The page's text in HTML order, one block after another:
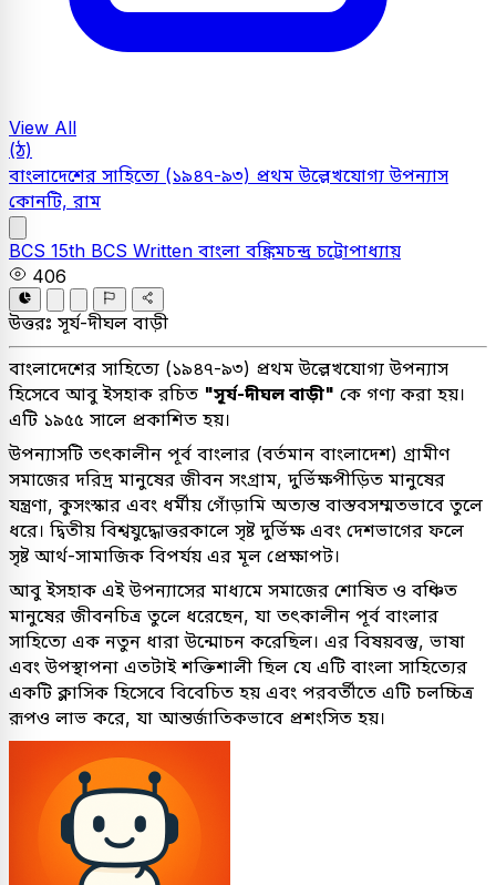
View All
(ঠ)
বাংলাদেশের সাহিত্যে (১৯৪৭-৯৩) প্রথম উল্লেখযােগ্য উপন্যাস
কোনটি, রাম
BCS 15th BCS Written বাংলা বঙ্কিমচন্দ্র চট্টোপাধ্যায়
406
উত্তরঃ সূর্য-দীঘল বাড়ী
বাংলাদেশের সাহিত্যে (১৯৪৭-৯৩) প্রথম উল্লেখযােগ্য উপন্যাস
হিসেবে আবু ইসহাক রচিত "সূর্য-দীঘল বাড়ী" কে গণ্য করা হয়।
এটি ১৯৫৫ সালে প্রকাশিত হয়।
উপন্যাসটি তৎকালীন পূর্ব বাংলার (বর্তমান বাংলাদেশ) গ্রামীণ
সমাজের দরিদ্র মানুষের জীবন সংগ্রাম, দুর্ভিক্ষপীড়িত মানুষের
যন্ত্রণা, কুসংস্কার এবং ধর্মীয় গোঁড়ামি অত্যন্ত বাস্তবসম্মতভাবে তুলে
ধরে। দ্বিতীয় বিশ্বযুদ্ধোত্তরকালে সৃষ্ট দুর্ভিক্ষ এবং দেশভাগের ফলে
সৃষ্ট আর্থ-সামাজিক বিপর্যয় এর মূল প্রেক্ষাপট।
আবু ইসহাক এই উপন্যাসের মাধ্যমে সমাজের শোষিত ও বঞ্চিত
মানুষের জীবনচিত্র তুলে ধরেছেন, যা তৎকালীন পূর্ব বাংলার
সাহিত্যে এক নতুন ধারা উন্মোচন করেছিল। এর বিষয়বস্তু, ভাষা
এবং উপস্থাপনা এতটাই শক্তিশালী ছিল যে এটি বাংলা সাহিত্যের
একটি ক্লাসিক হিসেবে বিবেচিত হয় এবং পরবর্তীতে এটি চলচ্চিত্র
রূপও লাভ করে, যা আন্তর্জাতিকভাবে প্রশংসিত হয়।